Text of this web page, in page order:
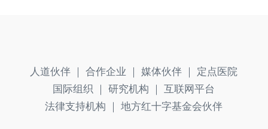
人道伙伴 ｜ 合作企业 ｜ 媒体伙伴 ｜
定点医院
国际组织 ｜
研究机构 ｜
互联网平台
法律支持机构 ｜
地方红十字基金会伙伴